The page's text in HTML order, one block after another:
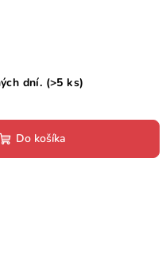
dní. (>5 ks)
Do košíka